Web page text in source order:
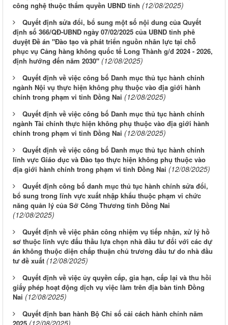
công nghệ thuộc thẩm quyền UBND tỉnh (12/08/2025)
Quyết định sửa đổi, bổ sung một số nội dung của Quyết
định số 366/QĐ-UBND ngày 07/02/2025 của UBND tỉnh phê
duyệt Đề án "Đào tạo và phát triển nguồn nhân lực tại chỗ
phục vụ Cảng hàng không quốc tế Long Thành g/đ 2024 - 2026,
định hướng đến năm 2030" (12/08/2025)
Quyết định về việc công bố Danh mục thủ tục hành chính
ngành Nội vụ thực hiện không phụ thuộc vào địa giới hành
chính trong phạm vi tỉnh Đồng Nai (12/08/2025)
Quyết định về việc công bố Danh mục thủ tục hành chính
ngành Tài chính thực hiện không phụ thuộc vào địa giới hành
chính trong phạm vi tỉnh Đồng Nai (12/08/2025)
Quyết định về việc công bố Danh mục thủ tục hành chính
lĩnh vực Giáo dục và Đào tạo thực hiện không phụ thuộc vào
địa giới hành chính trong phạm vi tỉnh Đồng Nai (12/08/2025)
Quyết định công bố danh mục thủ tục hành chính sửa đổi,
bổ sung trong lĩnh vực xuất nhập khẩu thuộc phạm vi chức
năng quản lý của Sở Công Thương tỉnh Đồng Nai
(12/08/2025)
Quyết định về việc phân công nhiệm vụ tiếp nhận, xử lý hồ
sơ thuộc lĩnh vực đấu thầu lựa chọn nhà đầu tư đối với các dự
án không thuộc diện chấp thuận chủ trương đầu tư do nhà đầu
tư đề xuất (12/08/2025)
Quyết định về việc ủy quyền cấp, gia hạn, cấp lại và thu hồi
giấy phép hoạt động dịch vụ việc làm trên địa bàn tỉnh Đồng
Nai (12/08/2025)
Quyết định ban hành Bộ Chỉ số cải cách hành chính năm
(12/08/2025)